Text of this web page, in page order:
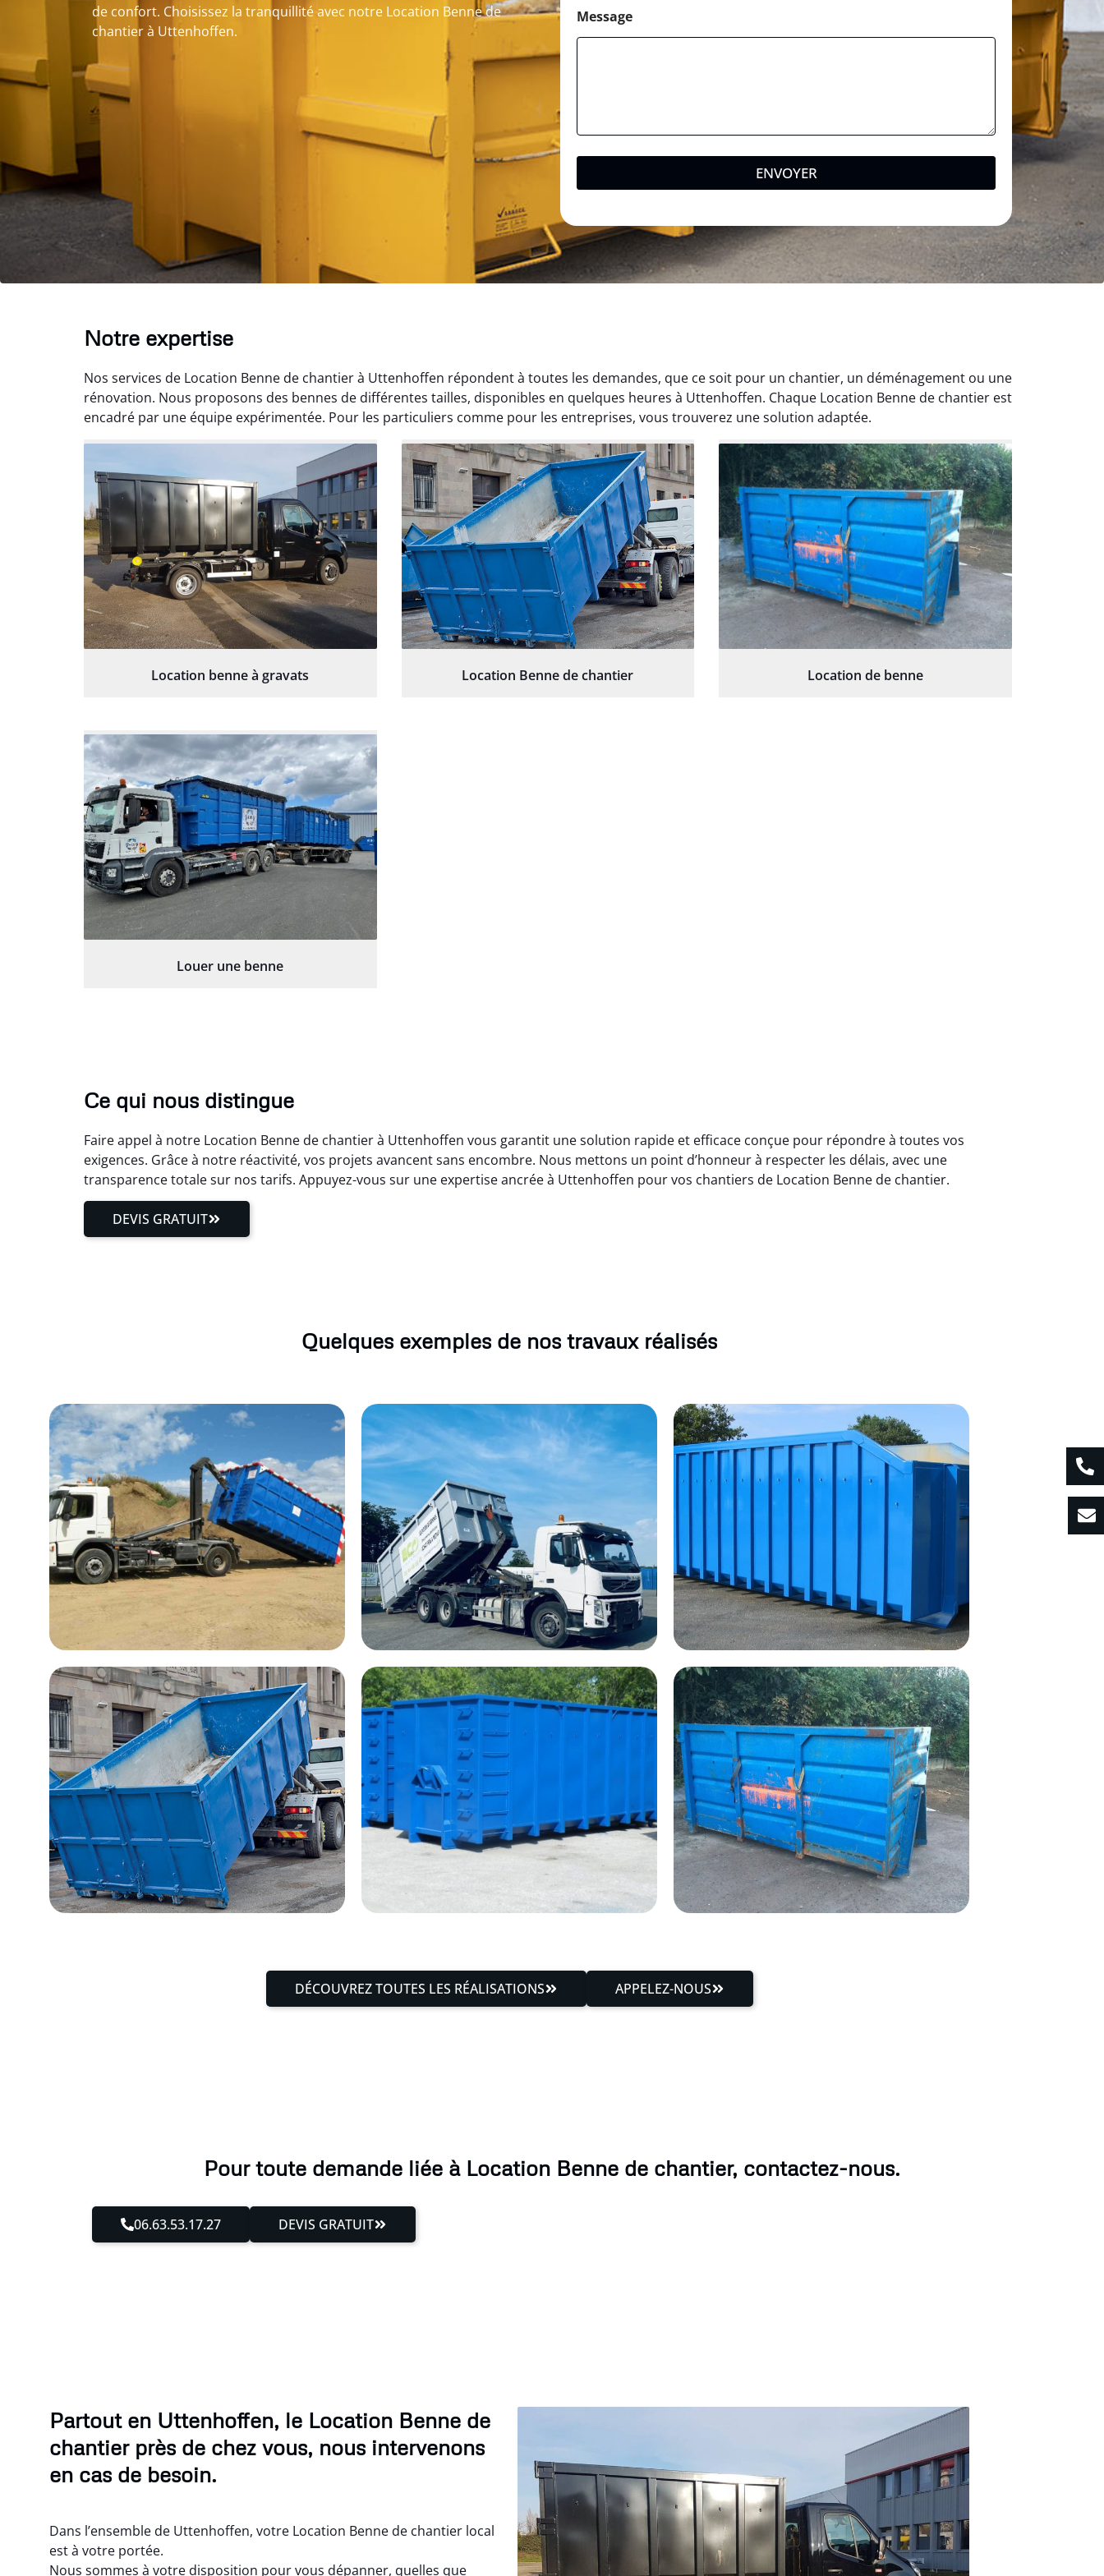
de confort. Choisissez la tranquillité avec notre Location Benne de
chantier à Uttenhoffen.
Message
ENVOYER
Notre expertise
Nos services de Location Benne de chantier à Uttenhoffen répondent à toutes les demandes, que ce soit pour un chantier, un déménagement ou une
rénovation. Nous proposons des bennes de différentes tailles, disponibles en quelques heures à Uttenhoffen. Chaque Location Benne de chantier est
encadré par une équipe expérimentée. Pour les particuliers comme pour les entreprises, vous trouverez une solution adaptée.
Location benne à gravats Location Benne de chantier Location de benne
Louer une benne
Ce qui nous distingue
Faire appel à notre Location Benne de chantier à Uttenhoffen vous garantit une solution rapide et efficace conçue pour répondre à toutes vos
exigences. Grâce à notre réactivité, vos projets avancent sans encombre. Nous mettons un point d’honneur à respecter les délais, avec une
transparence totale sur nos tarifs. Appuyez-vous sur une expertise ancrée à Uttenhoffen pour vos chantiers de Location Benne de chantier.
DEVIS GRATUIT
Quelques exemples de nos travaux réalisés
DÉCOUVREZ TOUTES LES RÉALISATIONS APPELEZ-NOUS
Pour toute demande liée à Location Benne de chantier, contactez-nous.
06.63.53.17.27 DEVIS GRATUIT
Partout en Uttenhoffen, le Location Benne de
chantier près de chez vous, nous intervenons
en cas de besoin.
Dans l’ensemble de Uttenhoffen, votre Location Benne de chantier local
est à votre portée.
Nous sommes à votre disposition pour vous dépanner, quelles que